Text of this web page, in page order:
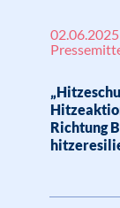
02.06.2025
Richtung